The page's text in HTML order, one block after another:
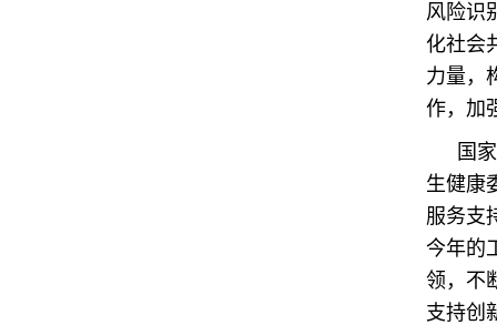
风险识
化社会
力量，
作，加
国
生健康
服务支
今年的
领，不
支持创